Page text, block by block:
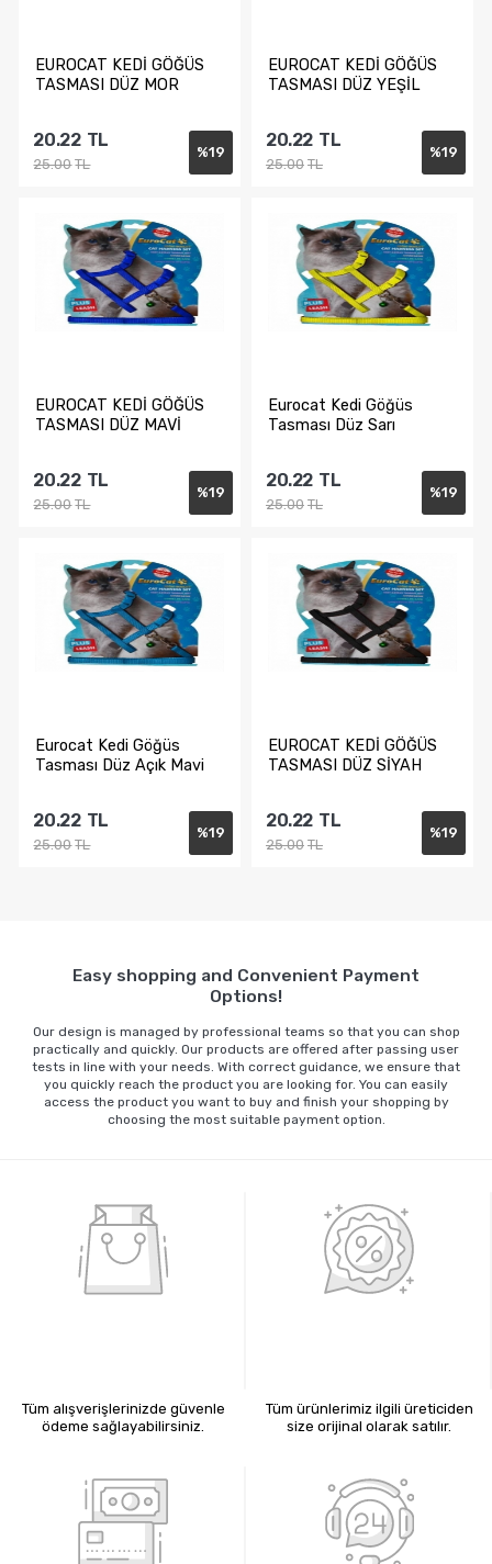
EUROCAT KEDİ GÖĞÜS
TASMASI DÜZ MOR
%19
20.22 TL
25.00 TL
Sepete Ekle
EUROCAT KEDİ GÖĞÜS
TASMASI DÜZ YEŞİL
%19
20.22 TL
25.00 TL
Sepete Ekle
EUROCAT KEDİ GÖĞÜS
TASMASI DÜZ MAVİ
%19
20.22 TL
25.00 TL
Sepete Ekle
Eurocat Kedi Göğüs
Tasması Düz Sarı
%19
20.22 TL
25.00 TL
Sepete Ekle
Eurocat Kedi Göğüs
Tasması Düz Açık Mavi
%19
20.22 TL
25.00 TL
EUROCAT KEDİ GÖĞÜS
TASMASI DÜZ SİYAH
%19
20.22 TL
25.00 TL
Easy shopping and Convenient Payment
Options!
Our design is managed by professional teams so that you can shop
practically and quickly. Our products are offered after passing user
tests in line with your needs. With correct guidance, we ensure that
you quickly reach the product you are looking for. You can easily
access the product you want to buy and finish your shopping by
choosing the most suitable payment option.
Tüm alışverişlerinizde güvenle
ödeme sağlayabilirsiniz.
Tüm ürünlerimiz ilgili üreticiden
size orijinal olarak satılır.